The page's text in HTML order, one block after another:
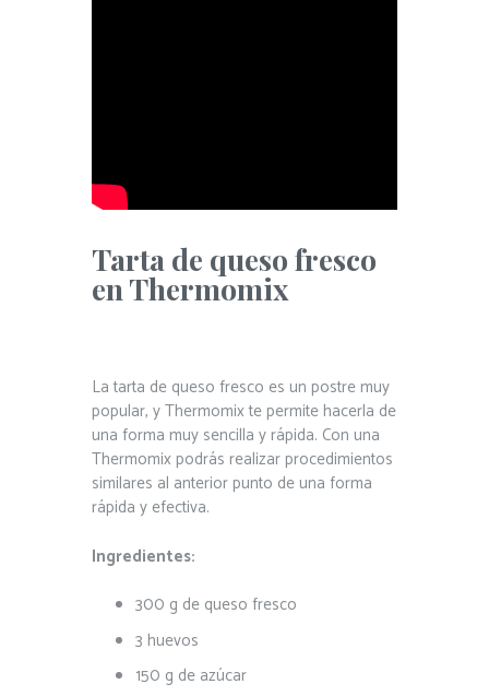
Tarta de queso fresco
en Thermomix
La tarta de queso fresco es un postre muy
popular, y Thermomix te permite hacerla de
una forma muy sencilla y rápida. Con una
Thermomix podrás realizar procedimientos
similares al anterior punto de una forma
rápida y efectiva.
Ingredientes:
300 g de queso fresco
3 huevos
150 g de azúcar